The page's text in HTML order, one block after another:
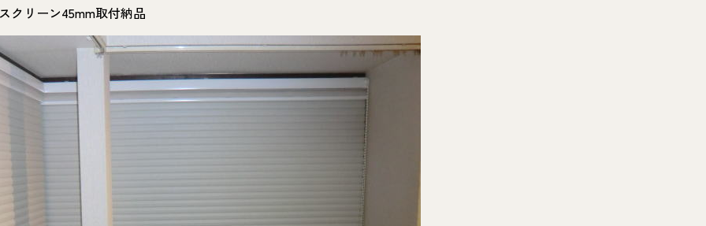
クリーン45mm取付納品